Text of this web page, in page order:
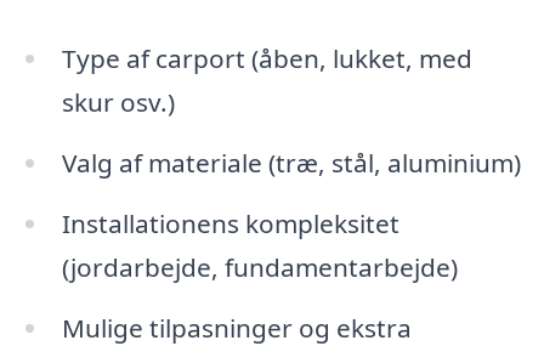
Type af carport (åben, lukket, med
skur osv.)
Valg af materiale (træ, stål, aluminium)
Installationens kompleksitet
(jordarbejde, fundamentarbejde)
Mulige tilpasninger og ekstra